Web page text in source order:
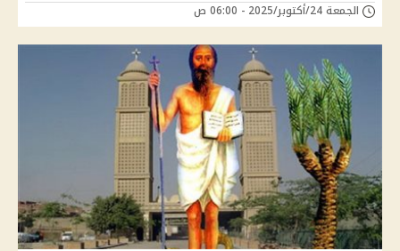
الجمعة 24/أكتوبر/2025 - 06:00 ص